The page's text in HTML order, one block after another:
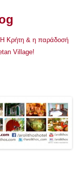
Η Κρήτη & η παράδοσή
Village!